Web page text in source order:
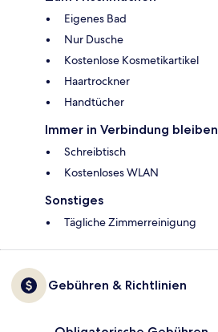
Eigenes Bad
Nur Dusche
Kostenlose Kosmetikartikel
Haartrockner
Handtücher
Immer in Verbindung bleiben
Schreibtisch
Kostenloses WLAN
Sonstiges
Tägliche Zimmerreinigung
Gebühren & Richtlinien